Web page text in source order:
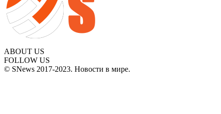
ABOUT US
FOLLOW US
© SNews 2017-2023. Новости в мире.